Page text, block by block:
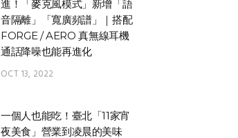
進！「麥克風模式」新增「語
音隔離」「寬廣頻譜」｜搭配
FORGE / AERO 真無線耳機
通話降噪也能再進化
OCT 13, 2022
一個人也能吃！臺北「11家宵
夜美食」營業到凌晨的美味